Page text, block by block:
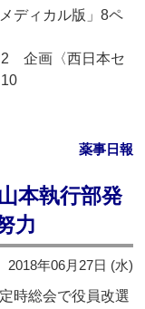
ディカル版」8ペ
企画〈西日本セ
薬事日報
本執行部発
力
2018年06月27日 (水)
時総会で役員改選